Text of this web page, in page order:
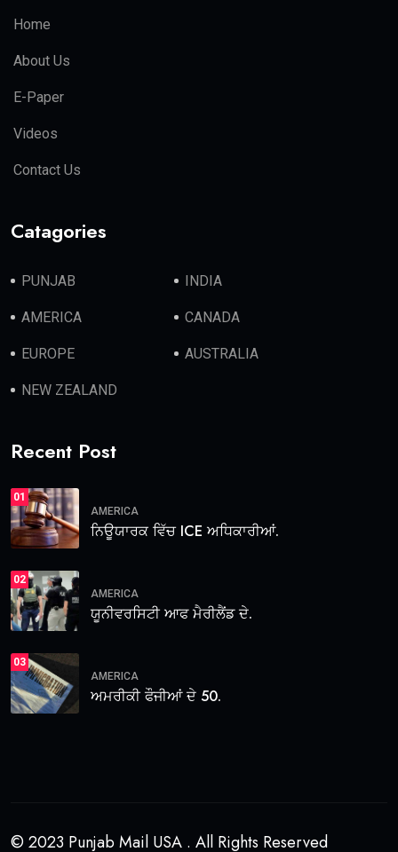
Home
About Us
E-Paper
Videos
Contact Us
Catagories
PUNJAB INDIA
AMERICA CANADA
EUROPE AUSTRALIA
NEW ZEALAND
Recent Post
01
AMERICA
ਨਿਊਯਾਰਕ ਵਿੱਚ ICE ਅਧਿਕਾਰੀਆਂ.
02
AMERICA
ਯੂਨੀਵਰਸਿਟੀ ਆਫ ਮੈਰੀਲੈਂਡ ਦੇ.
03
AMERICA
ਅਮਰੀਕੀ ਫੌਜੀਆਂ ਦੇ 50.
© 2023 Punjab Mail USA . All Rights Reserved